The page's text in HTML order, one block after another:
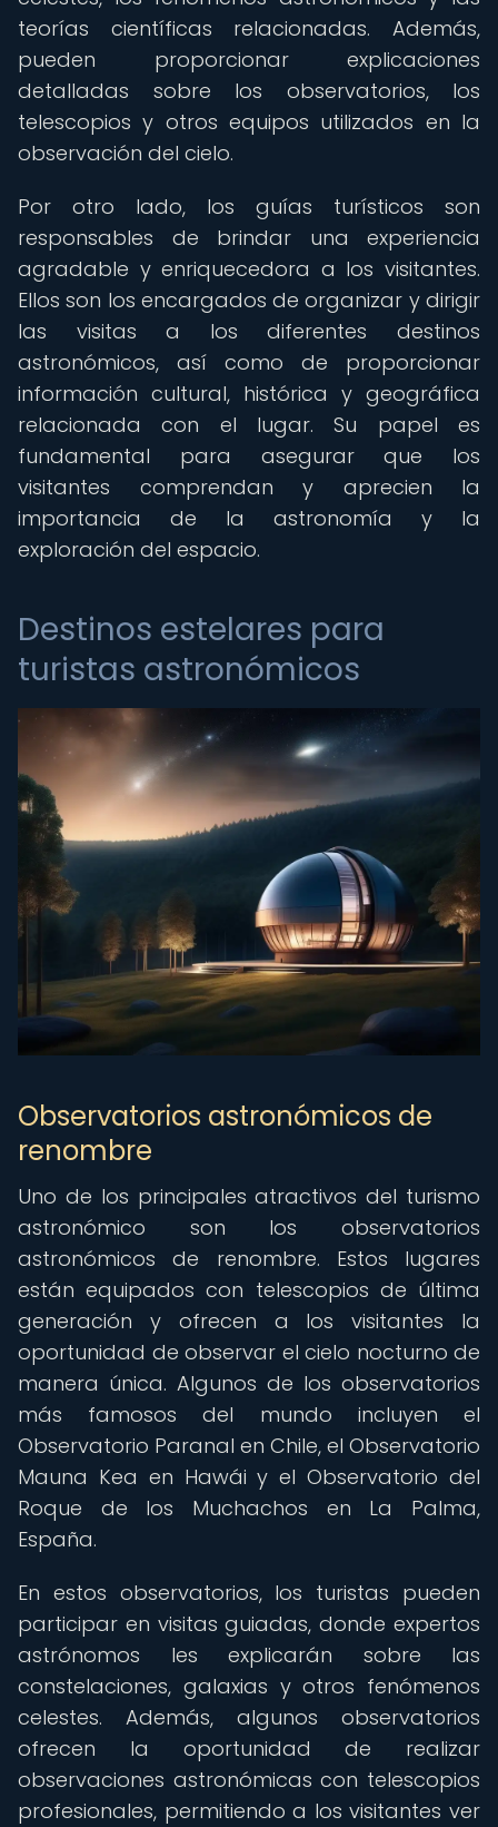
teorías científicas relacionadas. Además,
pueden proporcionar explicaciones
detalladas sobre los observatorios, los
telescopios y otros equipos utilizados en la
observación del cielo.
Por otro lado, los guías turísticos son
responsables de brindar una experiencia
agradable y enriquecedora a los visitantes.
Ellos son los encargados de organizar y dirigir
las visitas a los diferentes destinos
astronómicos, así como de proporcionar
información cultural, histórica y geográfica
relacionada con el lugar. Su papel es
fundamental para asegurar que los
visitantes comprendan y aprecien la
importancia de la astronomía y la
exploración del espacio.
Destinos estelares para
turistas astronómicos
Observatorios astronómicos de
renombre
Uno de los principales atractivos del turismo
astronómico son los observatorios
astronómicos de renombre. Estos lugares
están equipados con telescopios de última
generación y ofrecen a los visitantes la
oportunidad de observar el cielo nocturno de
manera única. Algunos de los observatorios
más famosos del mundo incluyen el
Observatorio Paranal en Chile, el Observatorio
Mauna Kea en Hawái y el Observatorio del
Roque de los Muchachos en La Palma,
España.
En estos observatorios, los turistas pueden
participar en visitas guiadas, donde expertos
astrónomos les explicarán sobre las
constelaciones, galaxias y otros fenómenos
celestes. Además, algunos observatorios
ofrecen la oportunidad de realizar
observaciones astronómicas con telescopios
profesionales, permitiendo a los visitantes ver